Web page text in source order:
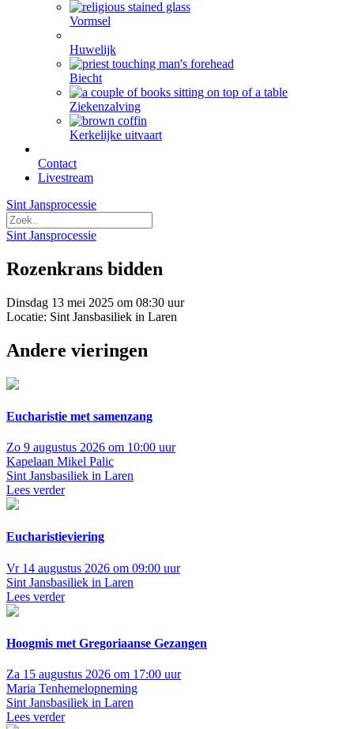
Vormsel
Huwelijk
Biecht
Ziekenzalving
Kerkelijke uitvaart
Contact
Livestream
Sint Jansprocessie
Sint Jansprocessie
Rozenkrans bidden
Dinsdag 13 mei 2025 om 08:30 uur
Locatie: Sint Jansbasiliek in Laren
Andere vieringen
Eucharistie met samenzang
Zo 9 augustus 2026 om 10:00 uur
Kapelaan Mikel Palic
Sint Jansbasiliek in Laren
Lees verder
Eucharistieviering
Vr 14 augustus 2026 om 09:00 uur
Sint Jansbasiliek in Laren
Lees verder
Hoogmis met Gregoriaanse Gezangen
Za 15 augustus 2026 om 17:00 uur
Maria Tenhemelopneming
Sint Jansbasiliek in Laren
Lees verder